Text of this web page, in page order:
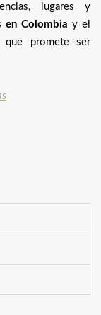
lugares y
en Colombia y el
promete ser